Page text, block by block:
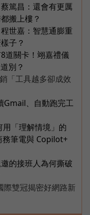
篤昌：還會有更厲
搬上樓？
世嘉：智慧通膨重
子？
道關卡！翊嘉禮儀
別？
「工具越多卻成效
Gmail、自動跑完工
「理解情境」的
務筆電與 Copilot+
的接班人為何撕破
際雙冠揭密好網路新